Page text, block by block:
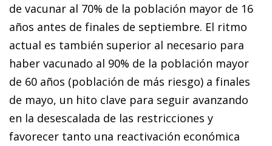
de vacunar al 70% de la población mayor de 16
años antes de finales de septiembre. El ritmo
actual es también superior al necesario para
haber vacunado al 90% de la población mayor
de 60 años (población de más riesgo) a finales
de mayo, un hito clave para seguir avanzando
en la desescalada de las restricciones y
favorecer tanto una reactivación económica